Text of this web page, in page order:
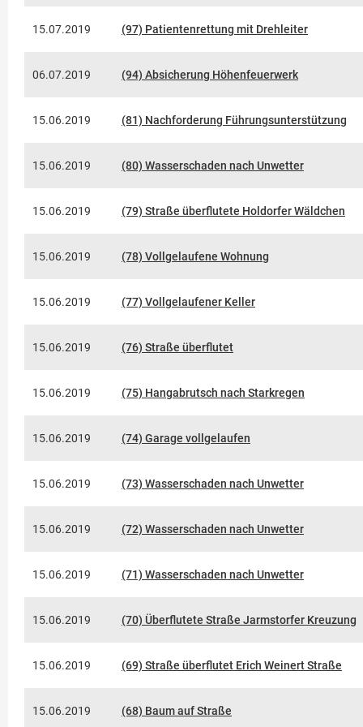
15.07.2019 (97) Patientenrettung mit Drehleiter
06.07.2019 (94) Absicherung Höhenfeuerwerk
15.06.2019 (81) Nachforderung Führungsunterstützung
15.06.2019 (80) Wasserschaden nach Unwetter
15.06.2019 (79) Straße überflutete Holdorfer Wäldchen
15.06.2019 (78) Vollgelaufene Wohnung
15.06.2019 (77) Vollgelaufener Keller
15.06.2019 (76) Straße überflutet
15.06.2019 (75) Hangabrutsch nach Starkregen
15.06.2019 (74) Garage vollgelaufen
15.06.2019 (73) Wasserschaden nach Unwetter
15.06.2019 (72) Wasserschaden nach Unwetter
15.06.2019 (71) Wasserschaden nach Unwetter
15.06.2019 (70) Überflutete Straße Jarmstorfer Kreuzung
15.06.2019 (69) Straße überflutet Erich Weinert Straße
15.06.2019 (68) Baum auf Straße